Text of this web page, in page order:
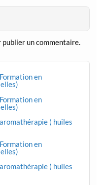
un commentaire.
en
en
( huiles
en
( huiles